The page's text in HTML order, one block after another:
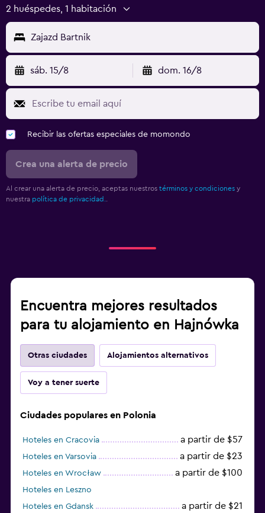
2 huéspedes, 1 habitación
Zajazd Bartnik
sáb. 15/8 dom. 16/8
Recibir las ofertas especiales de momondo
Crea una alerta de precio
Al crear una alerta de precio, aceptas nuestros términos y condiciones y
nuestra política de privacidad.
Encuentra mejores resultados
para tu alojamiento en Hajnówka
Otras ciudades Alojamientos alternativos
Voy a tener suerte
Ciudades populares en Polonia
Hoteles en Cracovia a partir de $57
Hoteles en Varsovia a partir de $23
Hoteles en Wrocław a partir de $100
Hoteles en Leszno
Hoteles en Gdansk
a partir de $21